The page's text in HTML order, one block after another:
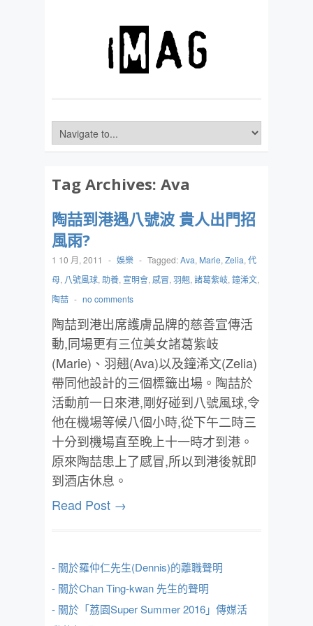
Tag Archives: Ava
陶喆到港遇八號波 貴人出門招
風雨?
1 10 月, 2011 - 娛樂 - Tagged:Ava, Marie, Zelia, 代
母, 八號風球, 助養, 宣明會, 感冒, 羽翹, 諸葛紫岐, 鐘浠文,
陶喆 - no comments
陶喆到港出席護膚品牌的慈善宣傳活
動,同場更有三位美女諸葛紫岐
(Marie)、羽翹(Ava)以及鐘浠文(Zelia)
帶同他設計的三個標籤出場。陶喆於
活動前一日來港,剛好碰到八號風球,令
他在機場等候八個小時,從下午二時三
十分到機場直至晚上十一時才到港。
原來陶喆患上了感冒,所以到港後就即
到酒店休息。
Read Post →
- 關於羅仲仁先生(Dennis)的離職聲明
- 關於Chan Ting-kwan 先生的聲明
- 關於「荔園Super Summer 2016」傳媒活